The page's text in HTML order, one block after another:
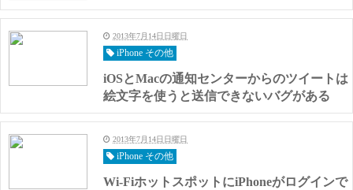
2013年7月14日日曜日
iPhone その他
iOSとMacの通知センターからのツイートは
絵文字を使うと送信できないバグがある
2013年7月14日日曜日
iPhone その他
Wi-FiホットスポットにiPhoneがログインで